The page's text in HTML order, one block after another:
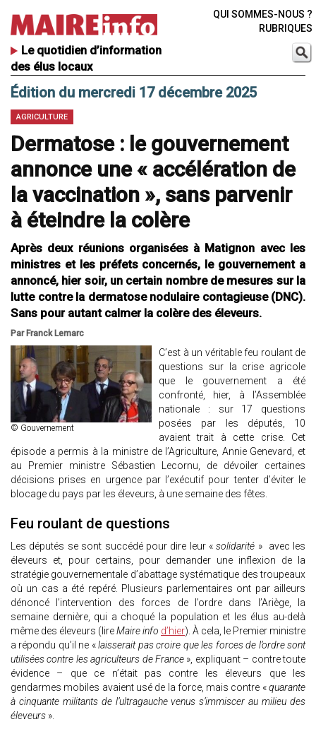
Le quotidien d’information
des élus locaux
QUI SOMMES-NOUS ?
RUBRIQUES
Édition du mercredi 17 décembre 2025
AGRICULTURE
Dermatose : le gouvernement
annonce une « accélération de
la vaccination », sans parvenir
à éteindre la colère
Après deux réunions organisées à Matignon avec les
ministres et les préfets concernés, le gouvernement a
annoncé, hier soir, un certain nombre de mesures sur la
lutte contre la dermatose nodulaire contagieuse (DNC).
Sans pour autant calmer la colère des éleveurs.
Par Franck Lemarc
© Gouvernement
C’est à un véritable feu roulant de
questions sur la crise agricole
que le gouvernement a été
confronté, hier, à l’Assemblée
nationale : sur 17 questions
posées par les députés, 10
avaient trait à cette crise. Cet
épisode a permis à la ministre de l’Agriculture, Annie Genevard, et
au Premier ministre Sébastien Lecornu, de dévoiler certaines
décisions prises en urgence par l’exécutif pour tenter d’éviter le
blocage du pays par les éleveurs, à une semaine des fêtes.
Feu roulant de questions
Les députés se sont succédé pour dire leur «solidarité » avec les
éleveurs et, pour certains, pour demander une inflexion de la
stratégie gouvernementale d’abattage systématique des troupeaux
où un cas a été repéré. Plusieurs parlementaires ont par ailleurs
dénoncé l’intervention des forces de l’ordre dans l’Ariège, la
semaine dernière, qui a choqué la population et les élus au-delà
même des éleveurs (lireMaire info d’hier). À cela, le Premier ministre
a répondu qu’il ne «laisserait pas croire que les forces de l’ordre sont
utilisées contre les agriculteurs de France », expliquant – contre toute
évidence – que ce n’était pas contre les éleveurs que les
gendarmes mobiles avaient usé de la force, mais contre «quarante
à cinquante militants de l’ultragauche venus s’immiscer au milieu des
éleveurs ».